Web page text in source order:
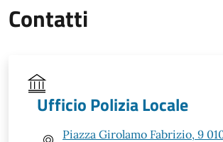
Contatti
Ufficio Polizia Locale
Piazza Girolamo Fabrizio, 9